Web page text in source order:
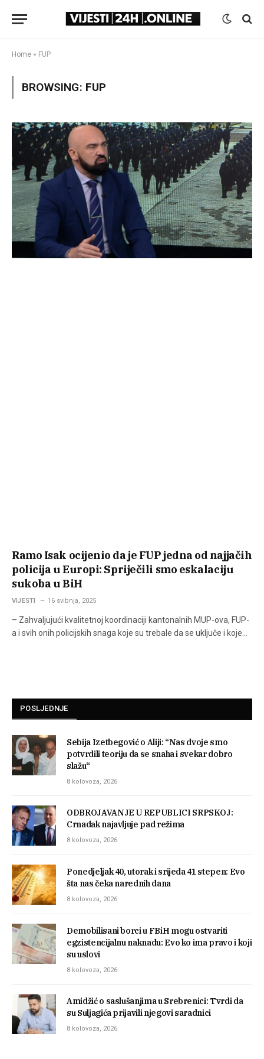
Home » FUP
BROWSING: FUP
Ramo Isak ocijenio da je FUP jedna od najjačih
policija u Europi: Spriječili smo eskalaciju
sukoba u BiH
VIJESTI 16 svibnja, 2025
– Zahvaljujući kvalitetnoj koordinaciji kantonalnih MUP-ova, FUP-
a i svih onih policijskih snaga koje su trebale da se uključe i koje…
POSLJEDNJE
Sebija Izetbegović o Aliji: “Nas dvoje smo
potvrdili teoriju da se snaha i svekar dobro
slažu“
8 kolovoza, 2026
ODBROJAVANJE U REPUBLICI SRPSKOJ:
Crnadak najavljuje pad režima
8 kolovoza, 2026
Ponedjeljak 40, utorak i srijeda 41 stepen: Evo
šta nas čeka narednih dana
8 kolovoza, 2026
Demobilisani borci u FBiH mogu ostvariti
egzistencijalnu naknadu: Evo ko ima pravo i koji
su uslovi
8 kolovoza, 2026
Amidžić o saslušanjima u Srebrenici: Tvrdi da
su Suljagića prijavili njegovi saradnici
8 kolovoza, 2026